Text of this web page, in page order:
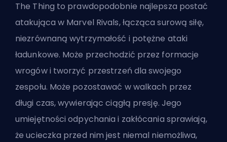
The Thing to prawdopodobnie najlepsza postać
atakująca w Marvel Rivals, łącząca surową siłę,
niezrównaną wytrzymałość i potężne ataki
ładunkowe. Może przechodzić przez formacje
wrogów i tworzyć przestrzeń dla swojego
zespołu. Może pozostawać w walkach przez
długi czas, wywierając ciągłą presję. Jego
umiejętności odpychania i zakłócania sprawiają,
że ucieczka przed nim jest niemal niemożliwa,